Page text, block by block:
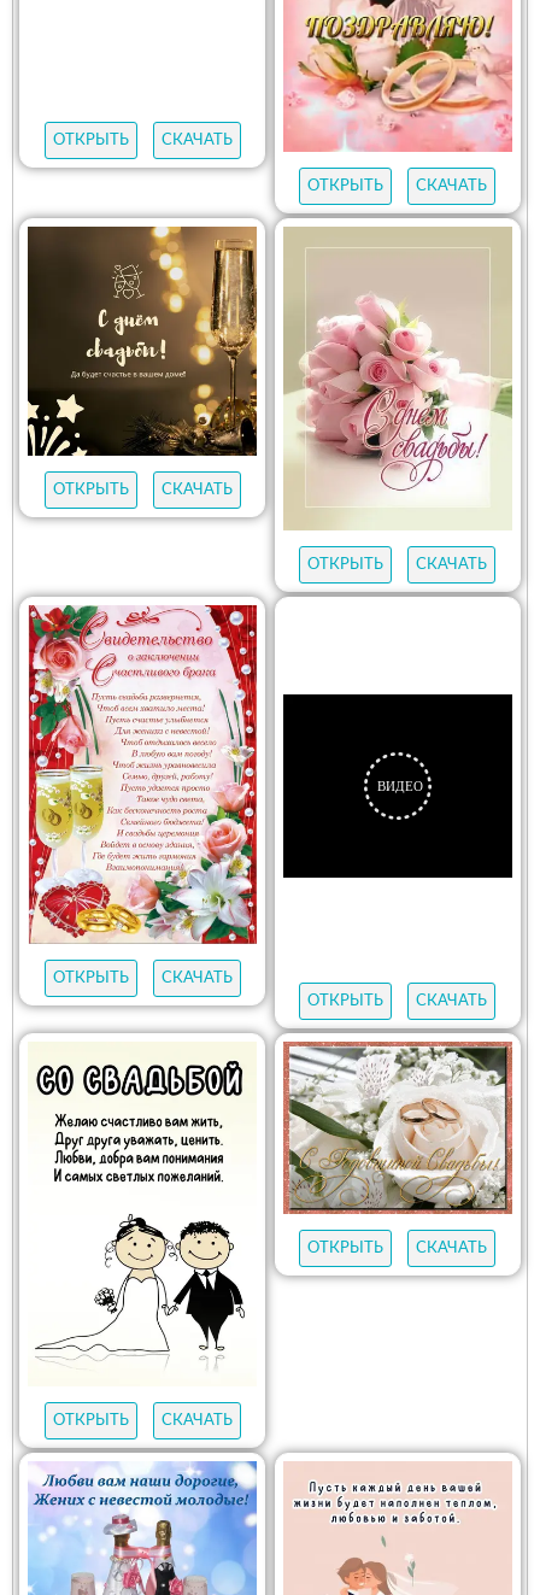
ОТКРЫТЬ СКАЧАТЬ
ОТКРЫТЬ СКАЧАТЬ
ОТКРЫТЬ СКАЧАТЬ
ОТКРЫТЬ СКАЧАТЬ
ОТКРЫТЬ
СКАЧАТЬ
ОТКРЫТЬ
СКАЧАТЬ
ОТКРЫТЬ СКАЧАТЬ
ОТКРЫТЬ СКАЧАТЬ